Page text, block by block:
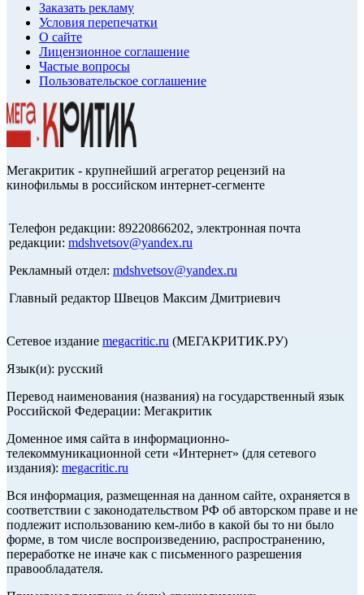
Заказать рекламу
Условия перепечатки
О сайте
Лицензионное соглашение
Частые вопросы
Пользовательское соглашение
Мегакритик - крупнейший агрегатор рецензий на
кинофильмы в российском интернет-сегменте
Телефон редакции: 89220866202, электронная почта
редакции: mdshvetsov@yandex.ru
Рекламный отдел: mdshvetsov@yandex.ru
Главный редактор Швецов Максим Дмитриевич
Сетевое издание megacritic.ru (МЕГАКРИТИК.РУ)
Язык(и): русский
Перевод наименования (названия) на государственный язык
Российской Федерации: Мегакритик
Доменное имя сайта в информационно-
телекоммуникационной сети «Интернет» (для сетевого
издания): megacritic.ru
Вся информация, размещенная на данном сайте, охраняется в
соответствии с законодательством РФ об авторском праве и не
подлежит использованию кем-либо в какой бы то ни было
форме, в том числе воспроизведению, распространению,
переработке не иначе как с письменного разрешения
правообладателя.